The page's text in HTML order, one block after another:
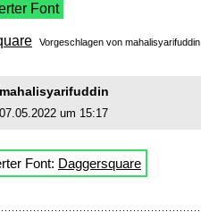
Font
Vorgeschlagen von mahalisyarifuddin
mahalisyarifuddin
07.05.2022 um 15:17
Font: Daggersquare